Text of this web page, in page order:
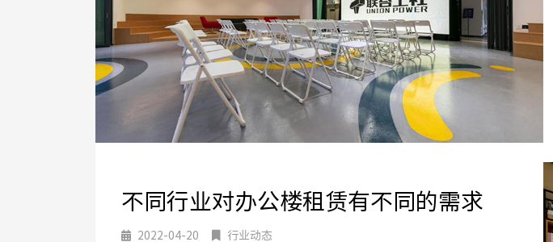
不同行业对办公楼租赁有不同的需求
2022-04-20 行业动态